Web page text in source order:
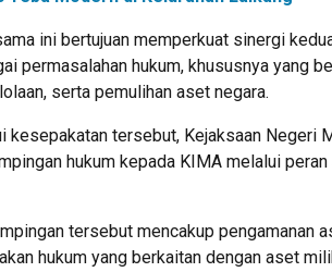
ini bertujuan memperkuat sinergi
permasalahan hukum, khususnya yang
serta pemulihan aset negara.
kesepakatan tersebut, Kejaksaan Negeri
hukum kepada KIMA melalui
tersebut mencakup pengamanan
hukum yang berkaitan dengan aset